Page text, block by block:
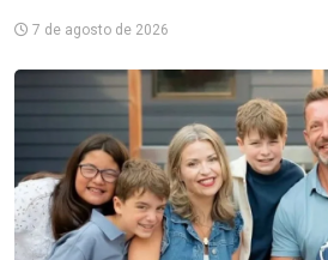
7 de agosto de 2026